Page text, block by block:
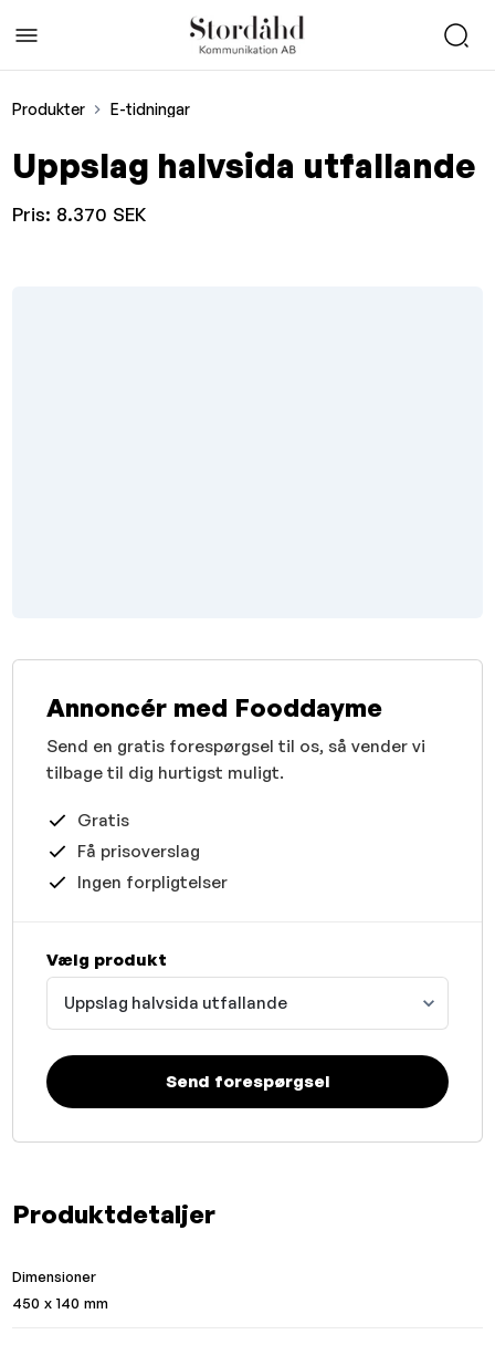
Produkter E-tidningar
Uppslag halvsida utfallande
Pris: 8.370 SEK
Produktdetaljer
Dimensioner
450 x 140 mm
Annoncér med Fooddayme
Send en gratis forespørgsel til os, så vender vi
tilbage til dig hurtigst muligt.
Gratis
Få prisoverslag
Ingen forpligtelser
Vælg produkt
Uppslag halvsida utfallande
Send forespørgsel